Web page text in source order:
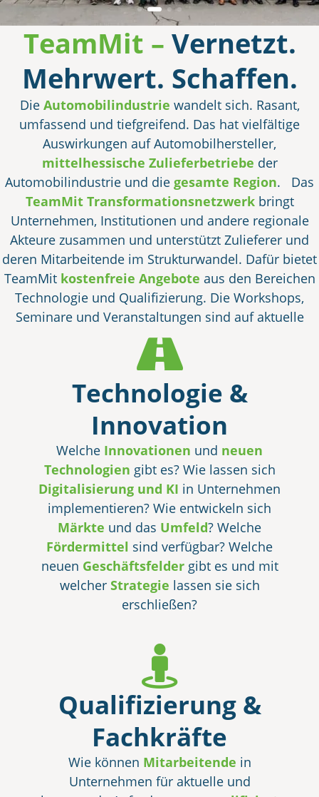
TeamMit – Vernetzt.
Mehrwert. Schaffen.
Die Automobilindustrie wandelt sich. Rasant,
umfassend und tiefgreifend. Das hat vielfältige
Auswirkungen auf Automobilhersteller,
mittelhessische Zulieferbetriebe der
Automobilindustrie und die gesamte Region.
Das
TeamMit Transformationsnetzwerkbringt
Unternehmen, Institutionen und andere regionale
Akteure zusammen und unterstützt Zulieferer und
deren Mitarbeitende im Strukturwandel. Dafür bietet
TeamMit kostenfreie Angebote aus den Bereichen
Technologie und Qualifizierung. Die Workshops,
Seminare und Veranstaltungen sind auf aktuelle
Anforderungen undkonkrete Bedarfe
zugeschnitten.
Technologie &
Innovation
Welche Innovationen und neuen
Technologien gibt es? Wie lassen sich
Digitalisierung und KI in Unternehmen
implementieren? Wie entwickeln sich
Märkte und das Umfeld? Welche
Fördermittel sind verfügbar? Welche
neuen Geschäftsfeldergibt es und mit
welcher Strategie lassen sie sich
erschließen?
Qualifizierung &
Fachkräfte
Wie können Mitarbeitende in
Unternehmen für aktuelle und